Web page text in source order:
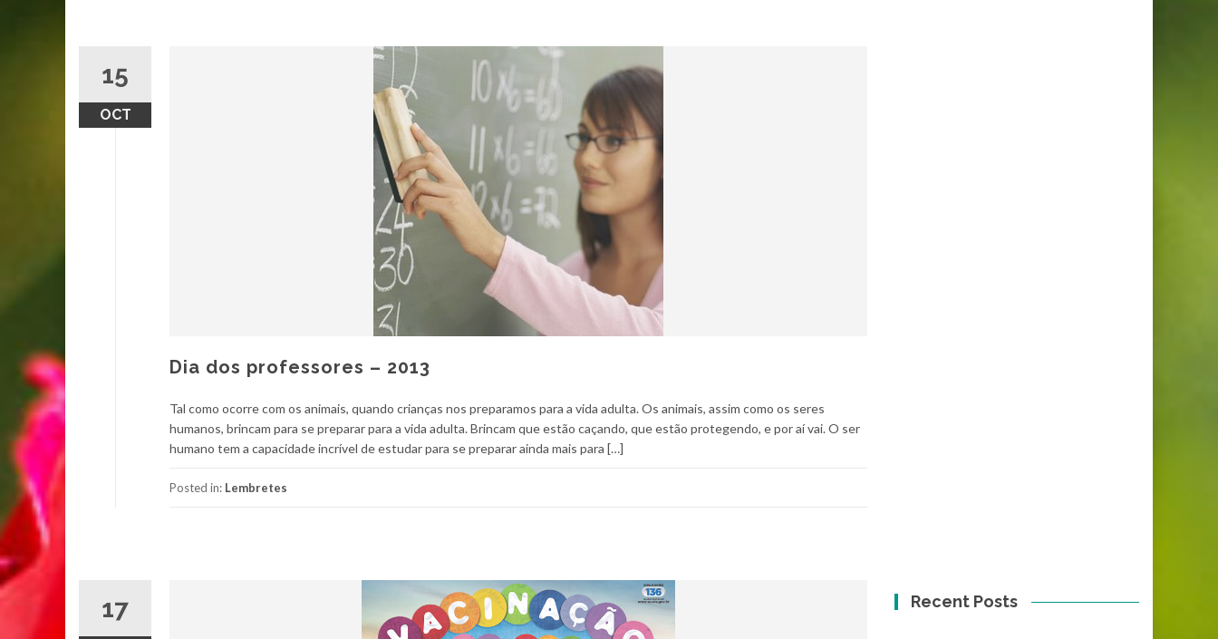
15
OCT
Dia dos professores – 2013
Tal como ocorre com os animais, quando crianças nos preparamos para a vida adulta. Os animais, assim como os seres
humanos, brincam para se preparar para a vida adulta. Brincam que estão caçando, que estão protegendo, e por aí vai. O ser
humano tem a capacidade incrível de estudar para se preparar ainda mais para […]
Posted in: Lembretes
17 Recent Posts